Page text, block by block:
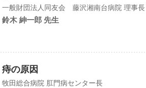
一般財団法人同友会 藤沢湘南台病院 理事長
鈴木 紳一郎 先生
痔の原因
牧田総合病院 肛門病センター長